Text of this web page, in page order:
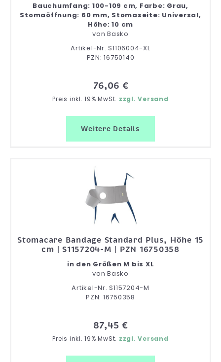
Bauchumfang: 100-109 cm, Farbe: Grau,
Stomaöffnung: 60 mm, Stomaseite: Universal,
Höhe: 10 cm
vonBasko
Artikel-Nr. S1106004-XL
PZN: 16750140
76,06 €
Preis inkl. 19% MwSt. zzgl. Versand
Weitere Details
Stomacare Bandage Standard Plus, Höhe 15
cm | S1157204-M | PZN 16750358
in den Größen M bis XL
vonBasko
Artikel-Nr. S1157204-M
PZN: 16750358
87,45 €
Preis inkl. 19% MwSt. zzgl. Versand